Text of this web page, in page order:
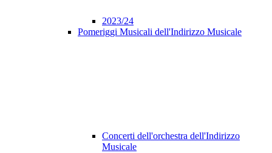
2023/24
Pomeriggi Musicali dell'Indirizzo Musicale
Concerti dell'orchestra dell'Indirizzo
Musicale